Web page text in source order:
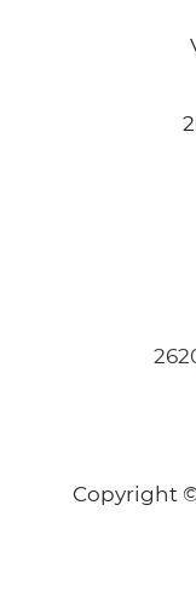
Copyright